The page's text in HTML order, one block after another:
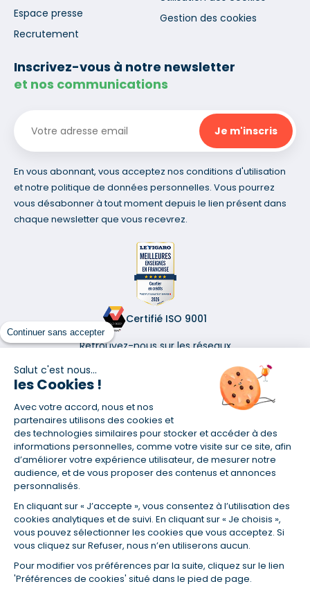
Continuer sans accepter
Salut c'est nous...
les Cookies !
Avec votre accord, nous et nos
partenaires utilisons des cookies et
des technologies similaires pour stocker et accéder à des
informations personnelles, comme votre visite sur ce site, afin
d’améliorer votre expérience utilisateur, de mesurer notre
audience, et de vous proposer des contenus et annonces
personnalisés.
En cliquant sur « J’accepte », vous consentez à l’utilisation des
cookies analytiques et de suivi. En cliquant sur « Je choisis »,
vous pouvez sélectionner les cookies que vous acceptez. Si
vous cliquez sur Refuser, nous n’en utiliserons aucun.
Pour modifier vos préférences par la suite, cliquez sur le lien
'Préférences de cookies' situé dans le pied de page.
Espace presse
Recrutement
Gestion des cookies
Inscrivez-vous à notre newsletter
et nos communications
En vous abonnant, vous acceptez nos conditions d'utilisation
et notre politique de données personnelles. Vous pourrez
vous désabonner à tout moment depuis le lien présent dans
chaque newsletter que vous recevrez.
Certifié ISO 9001
Retrouvez-nous sur les réseaux
(1) Taux fixe national hors assurance et selon votre profil
(2) Économie de 65 % pour l'assurance d'un prêt amortissable de 330
457,23 € à 0,90 % sur 19,5 ans, accordé à un salarié non cadre assuré à
100 % (décès, PTIA, IPP, ITT, IPP) âgé de 36 ans fumeur et une personne
salariée non cadre assurée à 100 % (décès, PTIA, IPP, ITT, IPP) âgée de 35
ans et non-fumeur, tous deux sans risque médical connu. Au
14/07/2019, coût de l'assurance proposée par la banque 179,08 €/mois
en moyenne contre 64,60 €/mois en moyenne au 14/07/2022 avec
Empruntis.com (TAEA : 0,44 %, coût total de l'assurance : 15 117,65 €).
(3) Taux minimum pour un crédit consommation d'un montant fixé entre
(4) La diminution du montant des mensualités entraîne l'allongement
de la durée de remboursement ainsi que la hausse du coût total du